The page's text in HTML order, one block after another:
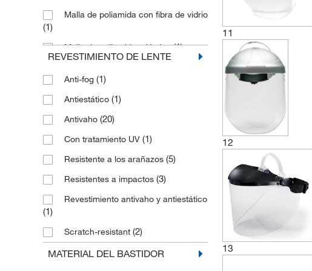
Malla de poliamida con fibra de vidrio
(1)
Malla de poliamida, plástico(1)
Plástico (4)
Policarbonato(21)
Polipropileno
REVESTIMIENTO DE LENTE
Anti-fog (1)
Antiestático (1)
Antivaho (20)
Con tratamiento UV (1)
Resistente a los arañazos (5)
Resistentes a impactos (3)
Revestimiento antivaho y antiestático
(1)
Scratch-resistant (2)
Sin revestimiento(9)
MATERIAL DEL BASTIDOR
11
12
13